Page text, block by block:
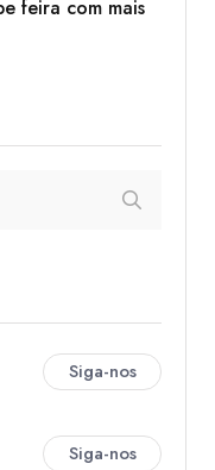
feira com mais
Siga-nos
Siga-nos